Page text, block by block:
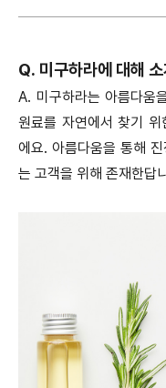
Q. 미구하라에 대해
A. 미구하라는 아름다움
원료를 자연에서 찾기
에요. 아름다움을 통해
는 고객을 위해 존재한답